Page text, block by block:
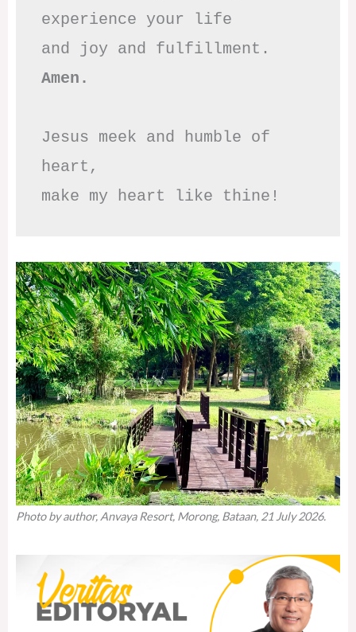
experience your life
Amen.
Jesus meek and humble of
heart,
make my heart like thine!
Photo by author, Anvaya Resort, Morong, Bataan, 21 July 2026.